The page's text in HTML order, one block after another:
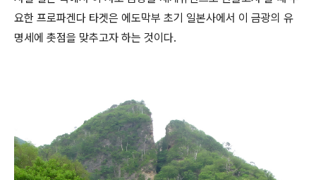
요한 프로파겐다 타겟은 에도막부 초기 일본사에서 이 금광의 유
명세에 촛점을 맞추고자 하는 것이다.